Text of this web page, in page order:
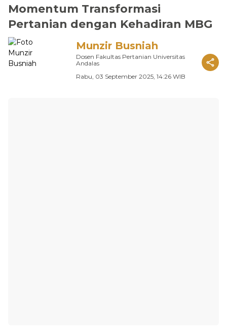
Momentum Transformasi
Pertanian dengan Kehadiran MBG
Munzir Busniah
Dosen Fakultas Pertanian Universitas
Andalas
Rabu, 03 September 2025, 14:26 WIB